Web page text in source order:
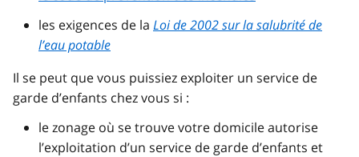
les exigences de la Loi de 2002 sur la salubrité de
l’eau potable
Il se peut que vous puissiez exploiter un service de
garde d’enfants chez vous si :
le zonage où se trouve votre domicile autorise
l’exploitation d’un service de garde d’enfants et